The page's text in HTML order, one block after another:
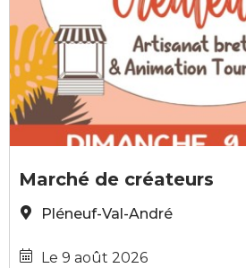
©GCA PVA
Marché de créateurs
Pléneuf-Val-André
Le 9 août 2026